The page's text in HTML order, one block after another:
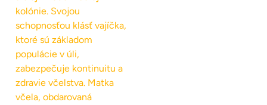
kolónie. Svojou
schopnosťou klásť vajíčka,
ktoré sú základom
populácie v úli,
zabezpečuje kontinuitu a
zdravie včelstva. Matka
včela, obdarovaná